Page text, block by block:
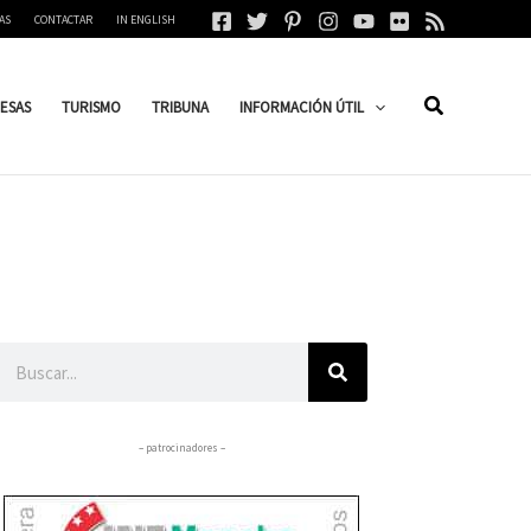
CONTACTAR IN ENGLISH
TURISMO TRIBUNA INFORMACIÓN ÚTIL
– patrocinadores –